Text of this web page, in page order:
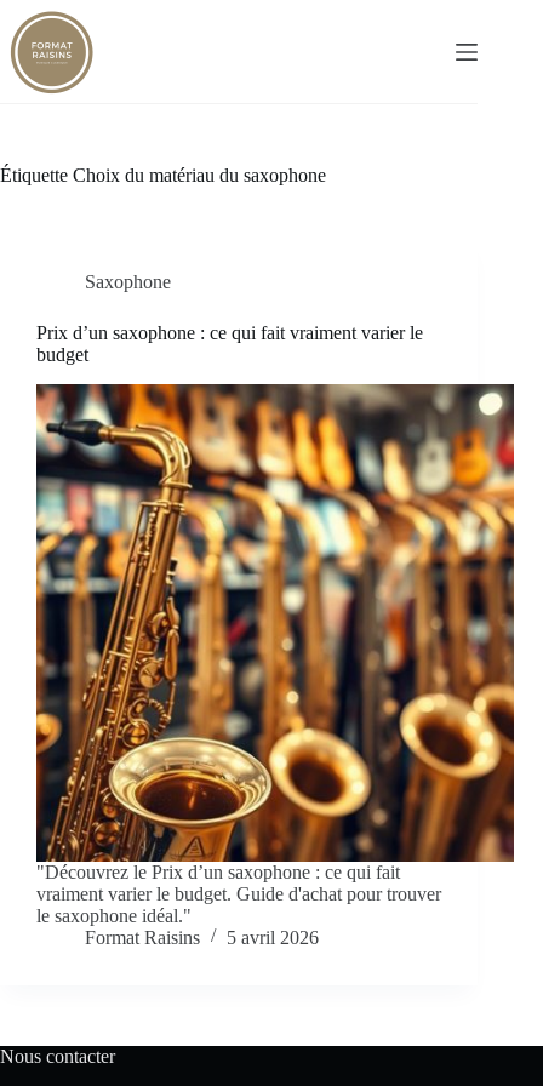
Passer
au
contenu
Étiquette Choix du matériau du saxophone
Saxophone
Prix d’un saxophone : ce qui fait vraiment varier le
budget
"Découvrez le Prix d’un saxophone : ce qui fait
vraiment varier le budget. Guide d'achat pour trouver
le saxophone idéal."
Format Raisins
5 avril 2026
Nous contacter